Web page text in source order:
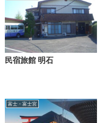
民宿旅館 明石
富士・富士宮